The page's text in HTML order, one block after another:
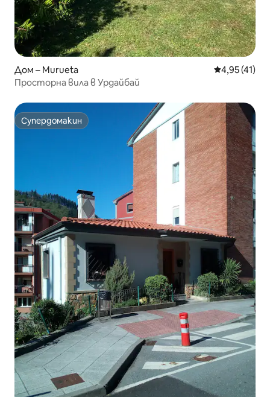
Дом – Murueta Средна
4,95 (41)
Просторна вила в Урдайбай
Супердомакин
Супердомакин